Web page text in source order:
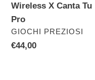
Wireless X Canta Tu
Pro
VENDITORE
GIOCHI PREZIOSI
Prezzo
€44,00